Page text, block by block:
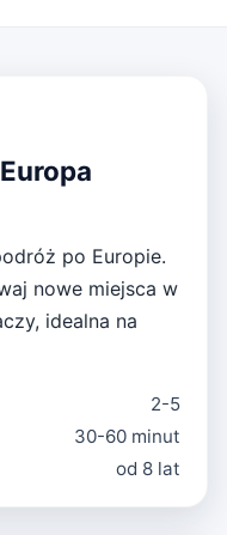
po Europie.
nowe miejsca w
idealna na
2-5
30-60 minut
od 8 lat